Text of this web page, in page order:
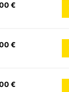
€
€
€